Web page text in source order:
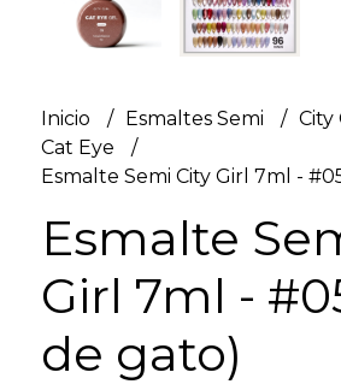
Inicio Esmaltes Semi
City
Cat Eye
Esmalte Semi City Girl 7ml -
Esmalte
Girl 7ml -
de gato)